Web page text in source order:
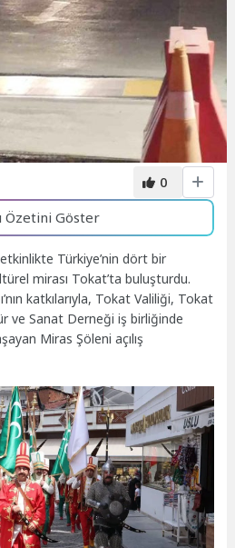
0
Özetini Göster
Türkiye’nin dört bir
mirası Tokat’ta buluşturdu.
katkılarıyla, Tokat Valiliği, Tokat
ve Sanat Derneği iş birliğinde
Miras Şöleni açılış